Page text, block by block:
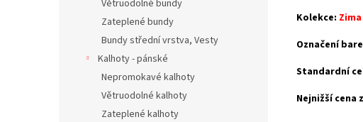
Větruodolné bundy
Zateplené bundy
Bundy střední vrstva, Vesty
Kalhoty - pánské
Nepromokavé kalhoty
Větruodolné kalhoty
Zateplené kalhoty
Kolekce: Zima
Označení
Standardní
Nejnižší cena